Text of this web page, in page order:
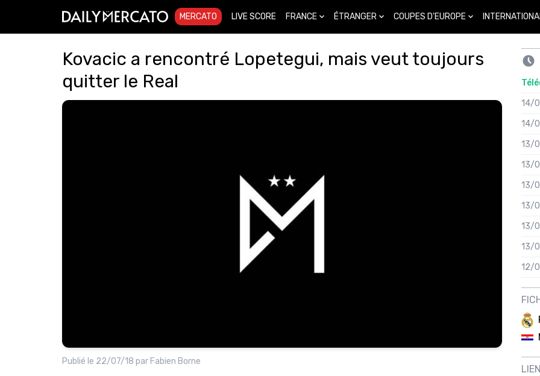
MERCATO LIVE SCORE FRANCE ÉTRANGER COUPES D'EUROPE
Kovacic a rencontré Lopetegui, mais veut toujours
quitter le Real
Publié le 22/07/18 par Fabien Borne
14/
14/
13/
13/
13/
13/
13/
13/
12/
12/
12/01
12/